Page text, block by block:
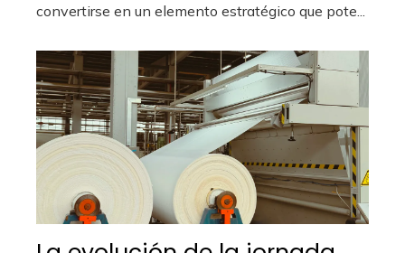
convertirse en un elemento estratégico que pote...